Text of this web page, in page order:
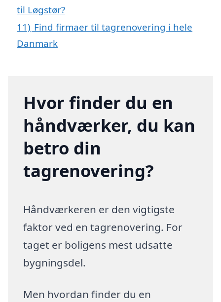
til Løgstør?
11) Find firmaer til tagrenovering i hele
Danmark
Hvor finder du en
håndværker, du kan
betro din
tagrenovering?
Håndværkeren er den vigtigste
faktor ved en tagrenovering. For
taget er boligens mest udsatte
bygningsdel.
Men hvordan finder du en